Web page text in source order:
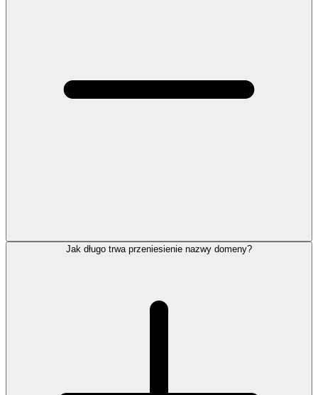
Jak długo trwa przeniesienie nazwy domeny?